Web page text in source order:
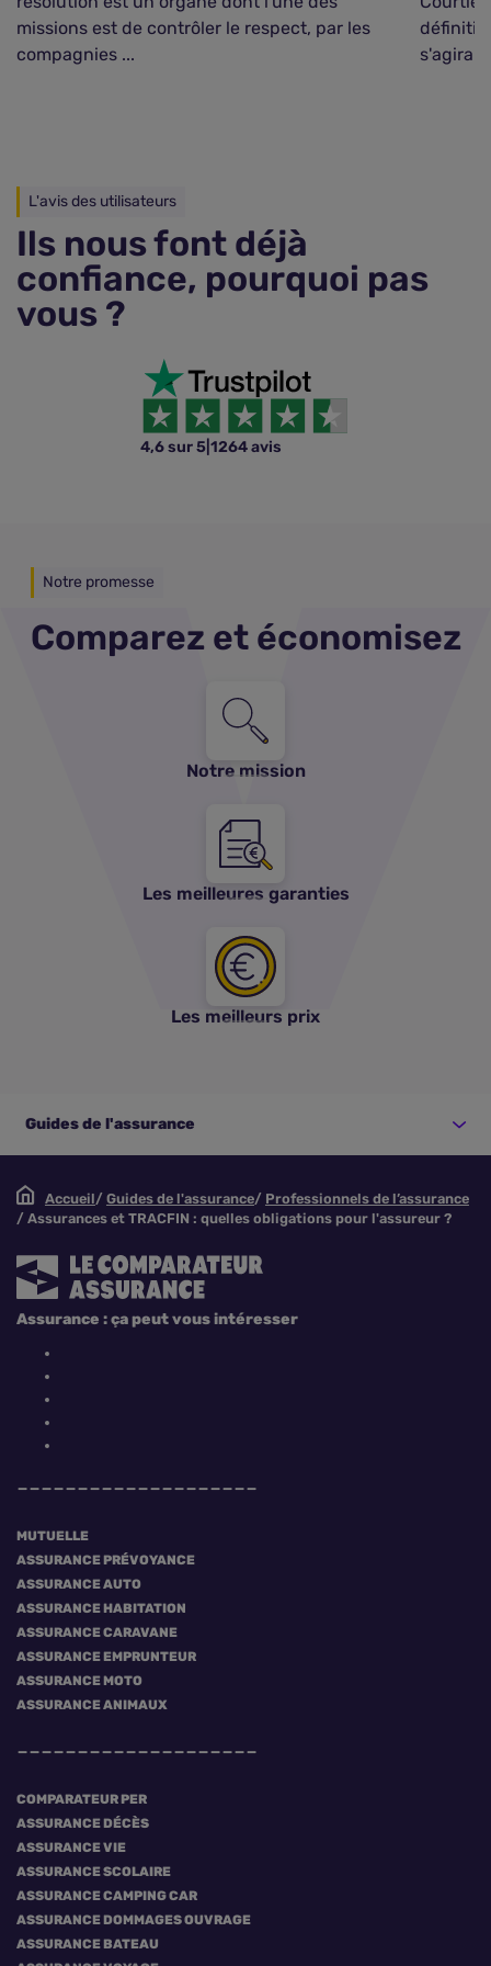
missions est de contrôler le respect, par les
compagnies ...
s'agirait
L'avis des utilisateurs
Ils nous font déjà
confiance, pourquoi pas
vous ?
4,6 sur 5 1264 avis
Notre promesse
Comparez et économisez
Notre mission
Les meilleures garanties
Les meilleurs prix
Guides de l'assurance
Accueil Guides de l'assurance
Professionnels de l’assurance
Assurances et TRACFIN : quelles obligations pour l'assureur ?
MUTUELLE
ASSURANCE PRÉVOYANCE
ASSURANCE AUTO
ASSURANCE HABITATION
ASSURANCE CARAVANE
ASSURANCE EMPRUNTEUR
ASSURANCE MOTO
ASSURANCE ANIMAUX
COMPARATEUR PER
ASSURANCE DÉCÈS
ASSURANCE VIE
ASSURANCE SCOLAIRE
ASSURANCE CAMPING CAR
ASSURANCE DOMMAGES OUVRAGE
ASSURANCE BATEAU
Assurance : ça peut vous intéresser